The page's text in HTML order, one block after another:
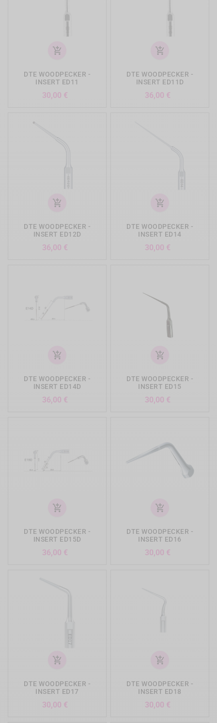
add_shopping_cart
DTE WOODPECKER -
INSERT ED11
30,00 €
add_shopping_cart
DTE WOODPECKER -
INSERT ED11D
36,00 €
add_shopping_cart
DTE WOODPECKER -
INSERT ED12D
36,00 €
add_shopping_cart
DTE WOODPECKER -
INSERT ED14
30,00 €
add_shopping_cart
DTE WOODPECKER -
INSERT ED14D
36,00 €
add_shopping_cart
DTE WOODPECKER -
INSERT ED15
30,00 €
add_shopping_cart
DTE WOODPECKER -
INSERT ED15D
36,00 €
add_shopping_cart
DTE WOODPECKER -
INSERT ED16
30,00 €
add_shopping_cart
DTE WOODPECKER -
INSERT ED17
30,00 €
add_shopping_cart
DTE WOODPECKER -
INSERT ED18
30,00 €